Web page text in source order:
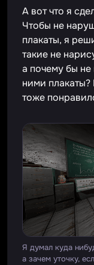
А вот что я
Чтобы не
плакаты, я
такие не
а почему бы не
ними
тоже
Я думал куда
а зачем уточку,